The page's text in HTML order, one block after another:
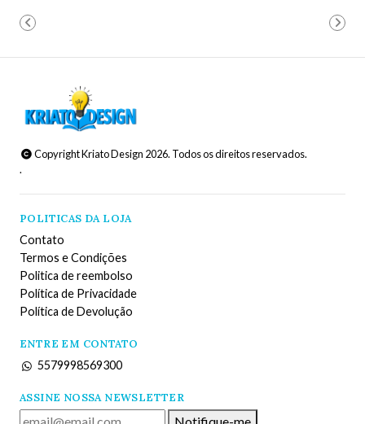
Copyright Kriato Design 2026. Todos os direitos reservados.
.
POLITICAS DA LOJA
Contato
Termos e Condições
Politica de reembolso
Política de Privacidade
Política de Devolução
ENTRE EM CONTATO
5579998569300
ASSINE NOSSA NEWSLETTER
Notifique-me